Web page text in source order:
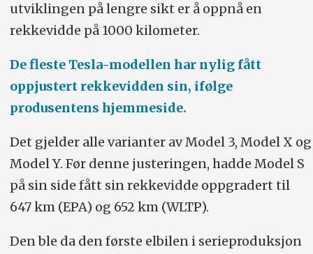
utviklingen på lengre sikt er å oppnå en
rekkevidde på 1000 kilometer.
De fleste Tesla-modellen har nylig fått
oppjustert rekkevidden sin, ifølge
produsentens hjemmeside.
Det gjelder alle varianter av Model 3, Model X og
Model Y. Før denne justeringen, hadde Model S
på sin side fått sin rekkevidde oppgradert til
647 km (EPA) og 652 km (WLTP).
Den ble da den første elbilen i serieproduksjon